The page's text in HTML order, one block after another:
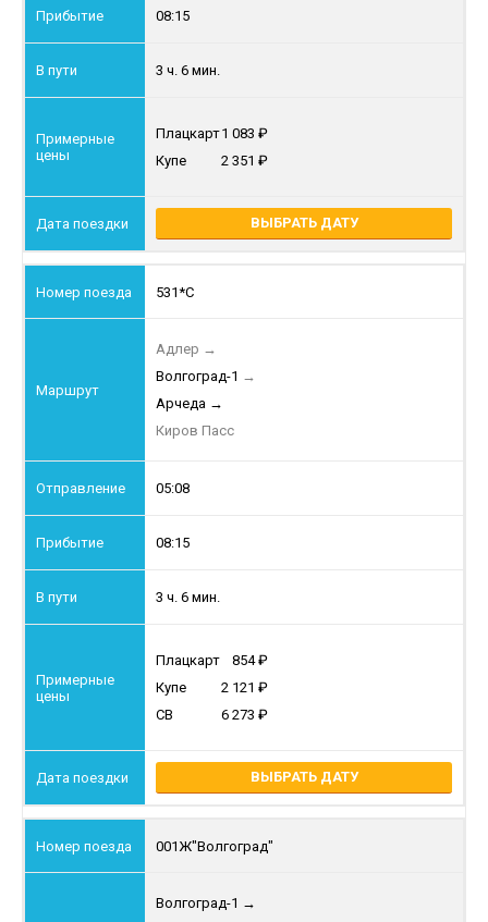
08:15
3 ч. 6 мин.
Плацкарт1 083
Купе
2 351
ВЫБРАТЬ ДАТУ
531*С
Адлер →
Волгоград-1 →
Арчеда →
Киров Пасс
05:08
08:15
3 ч. 6 мин.
Плацкарт
854
Купе
2 121
СВ
6 273
ВЫБРАТЬ ДАТУ
001Ж"Волгоград"
Волгоград-1 →